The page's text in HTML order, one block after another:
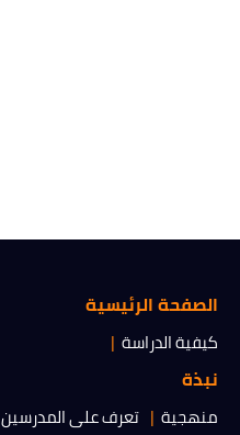
الصفحة الرئيسية
كيفية الدراسة
نبذة
منهجية تعرف على المدرسين